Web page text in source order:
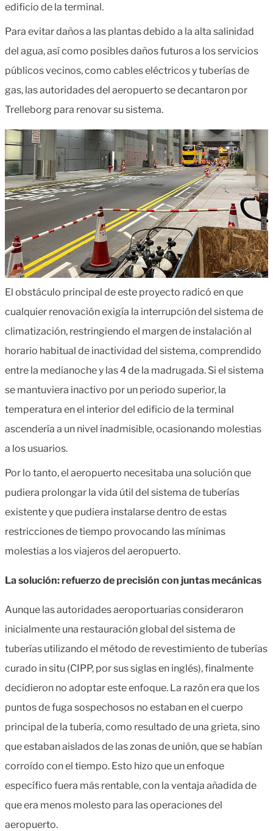
edificio de la terminal.
Para evitar daños a las plantas debido a la alta salinidad
del agua, así como posibles daños futuros a los servicios
públicos vecinos, como cables eléctricos y tuberías de
gas, las autoridades del aeropuerto se decantaron por
Trelleborg para renovar su sistema.
El obstáculo principal de este proyecto radicó en que
cualquier renovación exigía la interrupción del sistema de
climatización, restringiendo el margen de instalación al
horario habitual de inactividad del sistema, comprendido
entre la medianoche y las 4 de la madrugada. Si el sistema
se mantuviera inactivo por un periodo superior, la
temperatura en el interior del edificio de la terminal
ascendería a un nivel inadmisible, ocasionando molestias
a los usuarios.
Por lo tanto, el aeropuerto necesitaba una solución que
pudiera prolongar la vida útil del sistema de tuberías
existente y que pudiera instalarse dentro de estas
restricciones de tiempo provocando las mínimas
molestias a los viajeros del aeropuerto.
La solución: refuerzo de precisión con juntas mecánicas
Aunque las autoridades aeroportuarias consideraron
inicialmente una restauración global del sistema de
tuberías utilizando el método de revestimiento de tuberías
curado in situ (CIPP, por sus siglas en inglés), finalmente
decidieron no adoptar este enfoque. La razón era que los
puntos de fuga sospechosos no estaban en el cuerpo
principal de la tubería, como resultado de una grieta, sino
que estaban aislados de las zonas de unión, que se habían
corroído con el tiempo. Esto hizo que un enfoque
específico fuera más rentable, con la ventaja añadida de
que era menos molesto para las operaciones del
aeropuerto.